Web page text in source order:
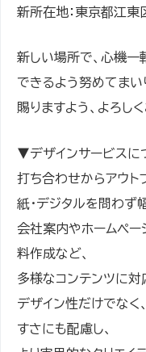
新所在地：東京都江
新しい場所で、心機一
できるよう努めてまい
賜りますよう、よろし
▼デザインサービスに
打ち合わせからアウト
紙・デジタルを問わず
会社案内やホームペー
料作成など、
多様なコンテンツに対
デザイン性だけでなく
すさにも配慮し、